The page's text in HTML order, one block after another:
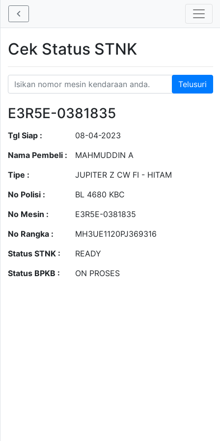
Cek Status STNK
E3R5E-0381835
Tgl Siap :
08-04-2023
Nama Pembeli :
MAHMUDDIN A
Tipe :
JUPITER Z CW FI - HITAM
No Polisi :
BL 4680 KBC
No Mesin :
E3R5E-0381835
No Rangka :
MH3UE1120PJ369316
Status STNK :
READY
Status BPKB :
ON PROSES